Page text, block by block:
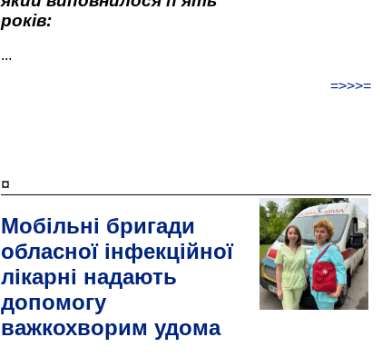
років:
...
=>>>=
¤
Мобільні бригади
обласної інфекційної
лікарні надають
допомогу
важкохворим удома